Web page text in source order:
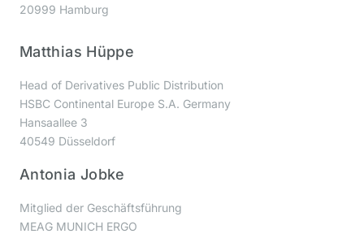
20999 Hamburg
Matthias Hüppe
Head of Derivatives Public Distribution
HSBC Continental Europe S.A. Germany
Hansaallee 3
40549 Düsseldorf
Antonia Jobke
Mitglied der Geschäftsführung
MEAG MUNICH ERGO